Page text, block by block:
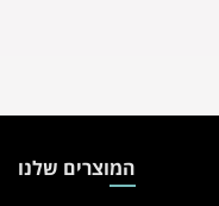
המוצרים שלנו